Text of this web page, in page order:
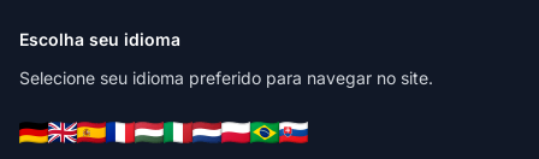
Escolha seu idioma
Selecione seu idioma preferido para navegar no site.